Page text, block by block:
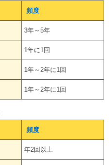
頻度
3年～5年
1年に1回
1年～2年に1回
1年～2年に1回
頻度
年2回以上